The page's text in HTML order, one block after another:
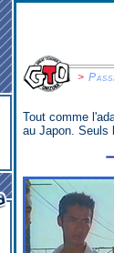
>
Tout comme
au Japon. Seuls